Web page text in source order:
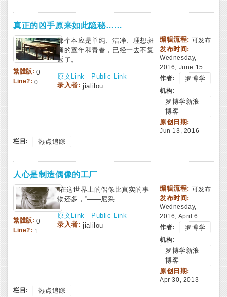
真正的凶手原来如此隐秘……
繁體版: 0
Line?:0
那个本应是单纯、洁净、理想斑
斓的童年和青春，已经一去不复
返了。
原文Link
Public Link
录入者:jialilou
编辑流程: 可发布
发布时间:
Wednesday,
2016, June 15
作者:
罗博学
机构:
罗博学新浪
博客
原创日期:
Jun 13, 2016
栏目:
热点追踪
人心是制造偶像的工厂
繁體版: 0
Line?: 1
“在这世界上的偶像比真实的事
物还多，”——尼采
原文Link
Public Link
录入者:jialilou
编辑流程: 可发布
发布时间:
Wednesday,
2016, April 6
作者:
罗博学
机构:
罗博学新浪
博客
原创日期:
Apr 30, 2013
栏目:
热点追踪